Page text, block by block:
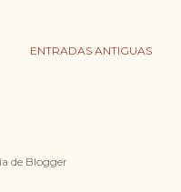
ENTRADAS ANTIGUAS
de Blogger